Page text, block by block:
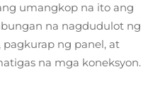
umangkop na ito ang
na nagdudulot ng
pagkurap ng panel, at
na mga koneksyon.